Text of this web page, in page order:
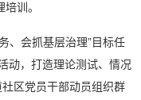
训。
、会抓基层治理”目标任
动，打造理论测试、情况
区党员干部动员组织群